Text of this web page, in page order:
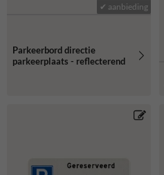
✔ aanbieding
Parkeerbord directie
parkeerplaats - reflecterend